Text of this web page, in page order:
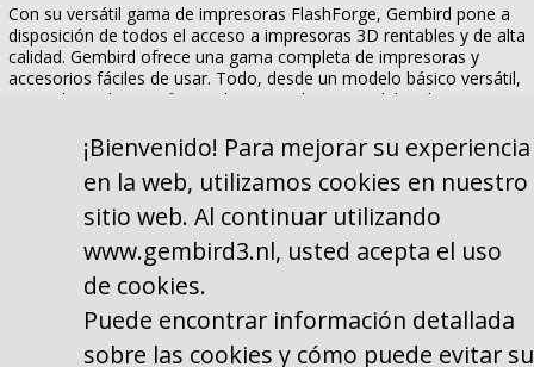
Con su versátil gama de impresoras FlashForge, Gembird pone a
disposición de todos el acceso a impresoras 3D rentables y de alta
calidad. Gembird ofrece una gama completa de impresoras y
accesorios fáciles de usar. Todo, desde un modelo básico versátil,
muy adecuado para fines educativos, hasta modelos de
dentales y médicas.
Toma la iniciativa en esta tercera revolución industrial junto con
Gembird y descubre y crea tu propio mundo único hoy.
¡Bienvenido! Para mejorar su experiencia
en la web, utilizamos cookies en nuestro
sitio web. Al continuar utilizando
www.gembird3.nl, usted acepta el uso
de cookies.
Puede encontrar información detallada
sobre las cookies y cómo puede evitar su